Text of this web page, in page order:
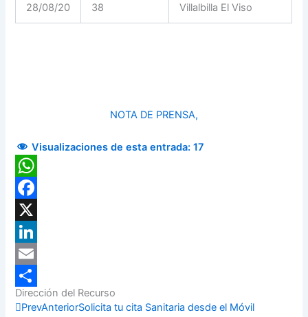
28/08/20 38 Villalbilla El Viso
NOTA DE PRENSA,
Visualizaciones de esta entrada: 17
WhatsApp
Facebook
X
LinkedIn
Email
Compartir
Dirección del Recurso
PrevAnteriorSolicita tu cita Sanitaria desde el Móvil